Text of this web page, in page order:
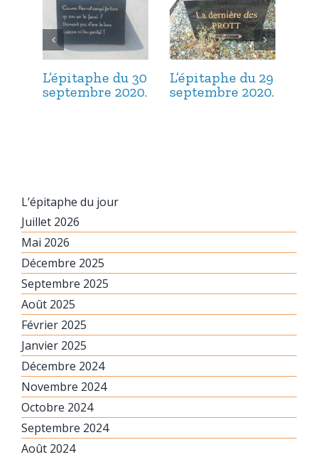
L’épitaphe du 30
septembre 2020.
L’épitaphe du 29
septembre 2020.
L’épitaphe du jour
Juillet 2026
Mai 2026
Décembre 2025
Septembre 2025
Août 2025
Février 2025
Janvier 2025
Décembre 2024
Novembre 2024
Octobre 2024
Septembre 2024
Août 2024